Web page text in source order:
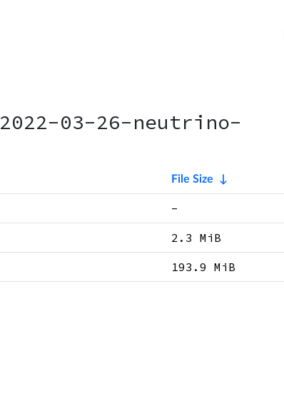
03-26-neutrino-
File Size ↓
-
2.3 MiB
193.9 MiB